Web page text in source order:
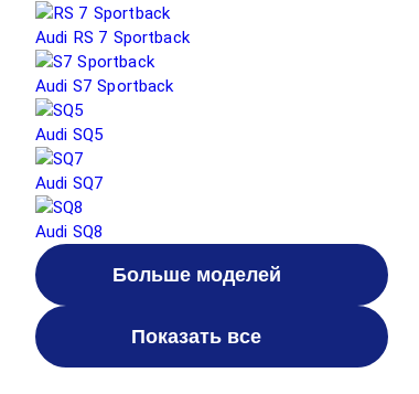
Audi RS 7 Sportback
Audi S7 Sportback
Audi SQ5
Audi SQ7
Audi SQ8
Больше моделей
Показать все